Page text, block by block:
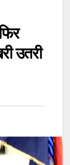
उतरी